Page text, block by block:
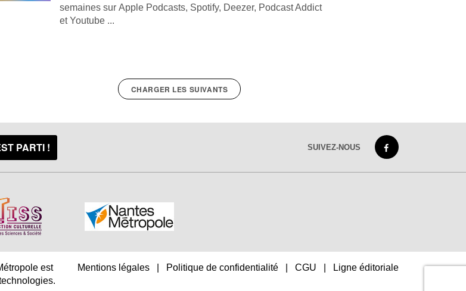
semaines sur Apple Podcasts , Spotify , Deezer , Podcast Addict
et Youtube ...
CHARGER LES SUIVANTS
PARTI ! SUIVEZ-NOUS
est
Mentions légales| Politique de confidentialité| CGU Ligne éditoriale